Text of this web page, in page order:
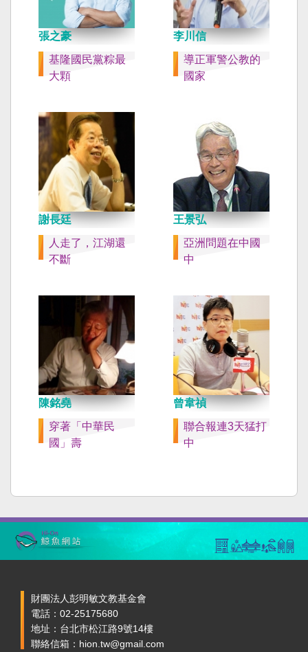
張之豪
基隆國民黨粽最
大顆
李川信
導正軍警公教的
國家
謝長廷
人走了，江湖還
不斷
王景弘
亞洲問題在中國
中
陳銘堯
穿著「中華民
國」壽
曾韋禎
聯合報連3天猛打
中
財團法人彭明敏文教基金會
電話：02-25175680
地址：台北市松江路9號14樓
聯絡信箱：hion.tw@gmail.com